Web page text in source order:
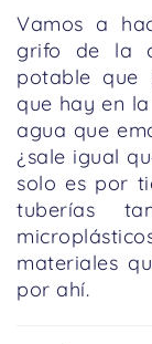
Vamos a
grifo de la
potable que
que hay en
agua que
¿sale igual
solo es por
tuberías
materiales
por ahí.